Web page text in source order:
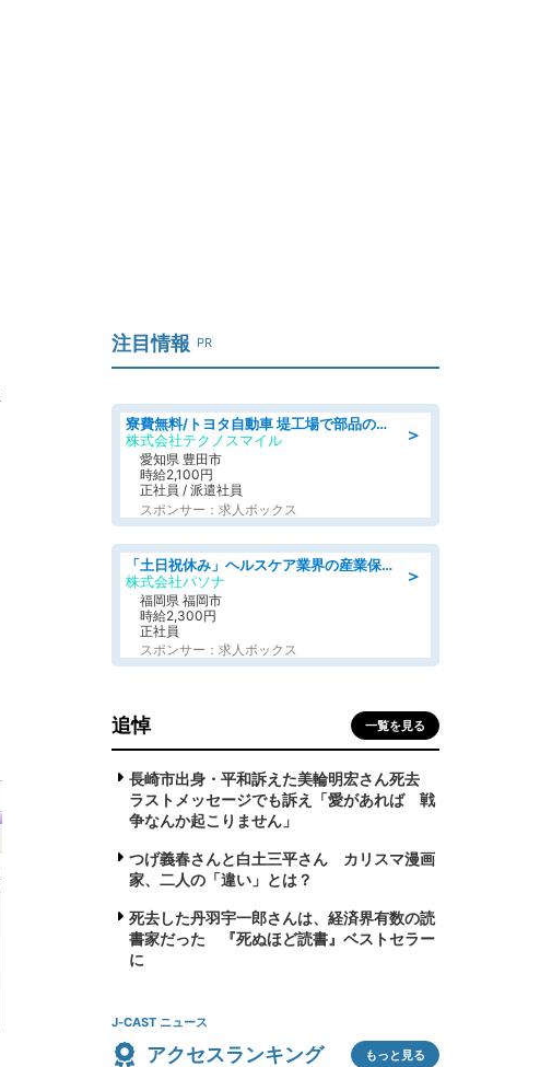
注目情報 PR
＞
寮費無料/トヨタ自動車 堤工場で部品の組立製造/tutumi
株式会社テクノスマイル
愛知県 豊田市
時給2,100円
正社員 / 派遣社員
スポンサー：求人ボックス
＞
「土日祝休み」ヘルスケア業界の産業保健師/高時給/未経験OK/要資格:保健師、正看護師
株式会社パソナ
福岡県 福岡市
時給2,300円
正社員
スポンサー：求人ボックス
追悼 一覧を見る
長崎市出身・平和訴えた美輪明宏さん死去
ラストメッセージでも訴え「愛があれば 戦
争なんか起こりません」
つげ義春さんと白土三平さん カリスマ漫画
家、二人の「違い」とは？
死去した丹羽宇一郎さんは、経済界有数の読
書家だった 『死ぬほど読書』ベストセラー
に
J-CAST ニュース
アクセスランキング もっと見る